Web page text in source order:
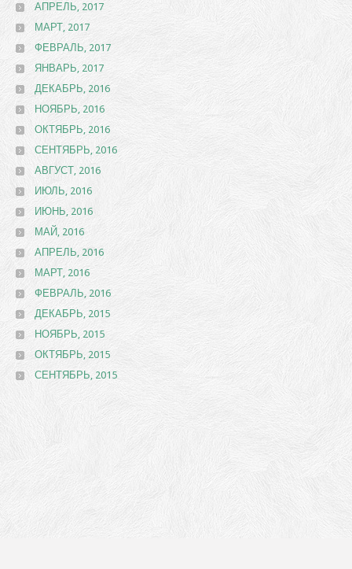
АПРЕЛЬ, 2017
МАРТ, 2017
ФЕВРАЛЬ, 2017
ЯНВАРЬ, 2017
ДЕКАБРЬ, 2016
НОЯБРЬ, 2016
ОКТЯБРЬ, 2016
СЕНТЯБРЬ, 2016
АВГУСТ, 2016
ИЮЛЬ, 2016
ИЮНЬ, 2016
МАЙ, 2016
АПРЕЛЬ, 2016
МАРТ, 2016
ФЕВРАЛЬ, 2016
ДЕКАБРЬ, 2015
НОЯБРЬ, 2015
ОКТЯБРЬ, 2015
СЕНТЯБРЬ, 2015